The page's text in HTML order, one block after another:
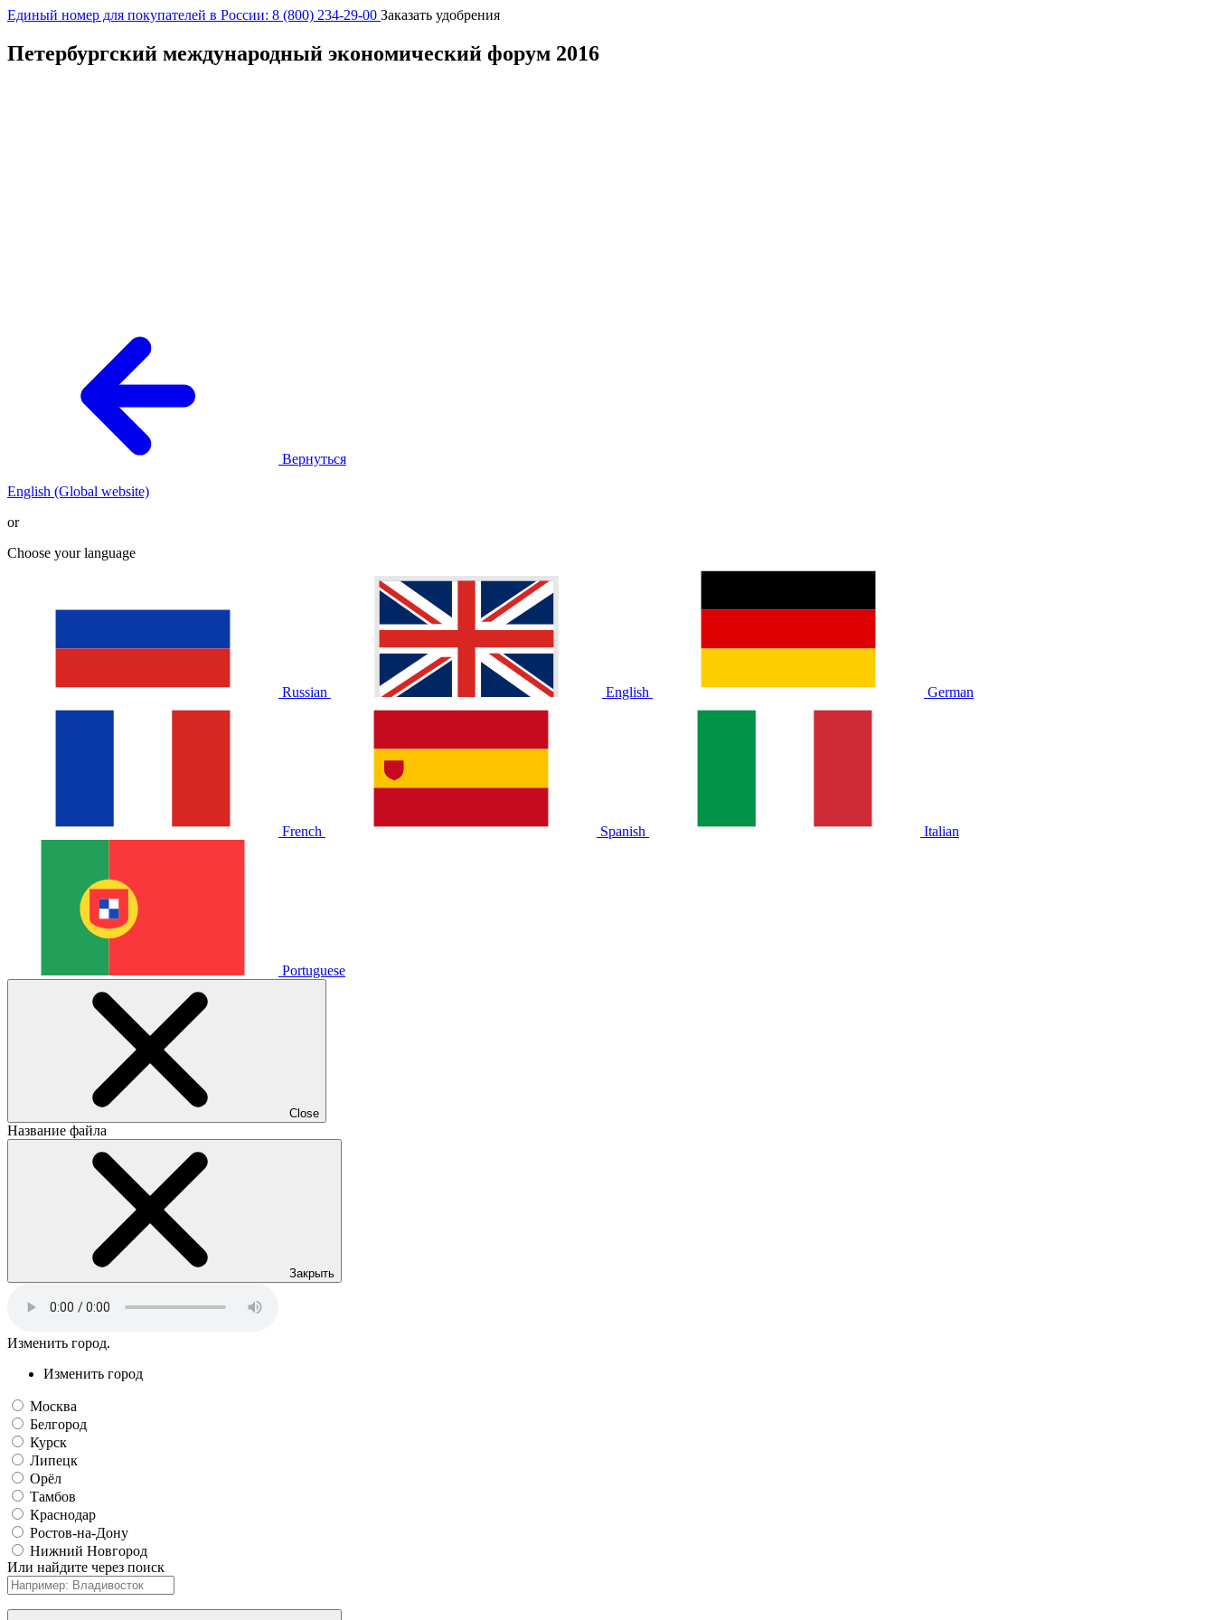
Единый номер для покупателей в России: 8 (800) 234-29-00 Заказать удобрения
Петербургский международный экономический форум 2016
Вернуться
English (Global website)
or
Choose your language
Russian English German
French Spanish Italian
Portuguese
Close
Название файла
Закрыть
Изменить город.
Изменить город
Москва
Белгород
Курск
Липецк
Орёл
Тамбов
Краснодар
Ростов-на-Дону
Нижний Новгород
Или найдите через поиск